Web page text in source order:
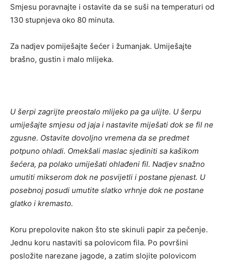
Smjesu poravnajte i ostavite da se suši na temperaturi od
130 stupnjeva oko 80 minuta.
Za nadjev pomiješajte šećer i žumanjak. Umiješajte
brašno, gustin i malo mlijeka.
U šerpi zagrijte preostalo mlijeko pa ga ulijte. U šerpu
umiješajte smjesu od jaja i nastavite miješati dok se fil ne
zgusne. Ostavite dovoljno vremena da se predmet
potpuno ohladi. Omekšali maslac sjediniti sa kašikom
šećera, pa polako umiješati ohlađeni fil. Nadjev snažno
umutiti mikserom dok ne posvijetli i postane pjenast. U
posebnoj posudi umutite slatko vrhnje dok ne postane
glatko i kremasto.
Koru prepolovite nakon što ste skinuli papir za pečenje.
Jednu koru nastaviti sa polovicom fila. Po površini
posložite narezane jagode, a zatim slojite polovicom